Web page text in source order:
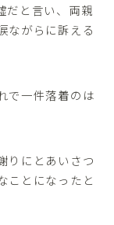
だと言い、両親
ながらに訴える
で一件落着のは
りにとあいさつ
ことになったと